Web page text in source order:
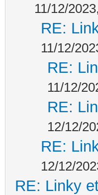
11/12/
RE:
11/12/
RE:
11/12/
RE:
12/12/
RE:
12/12/
RE: Linky